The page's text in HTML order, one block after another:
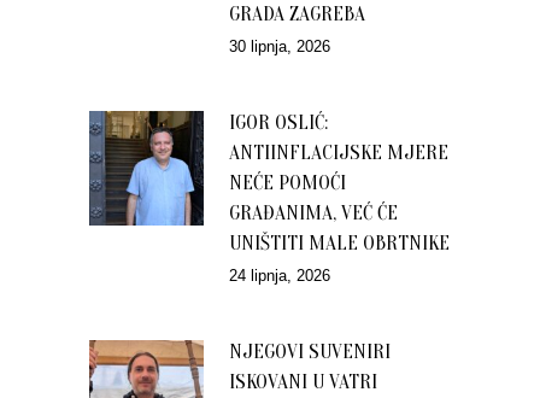
GRADA ZAGREBA
30 lipnja, 2026
IGOR OSLIĆ:
ANTIINFLACIJSKE MJERE
NEĆE POMOĆI
GRAĐANIMA, VEĆ ĆE
UNIŠTITI MALE OBRTNIKE
24 lipnja, 2026
NJEGOVI SUVENIRI
ISKOVANI U VATRI